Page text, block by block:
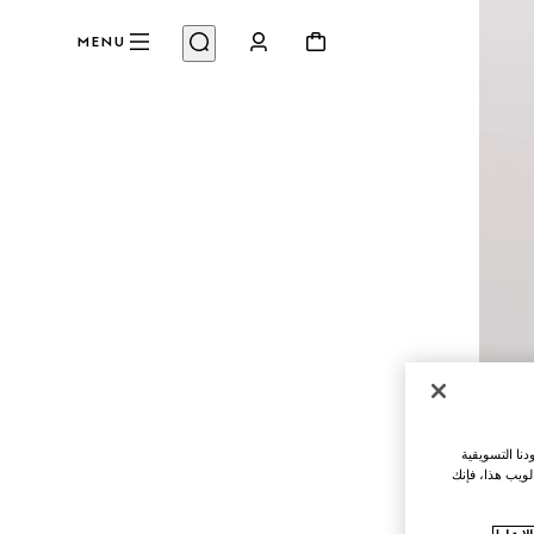
MENU
التسويقية
هذا، فإنك